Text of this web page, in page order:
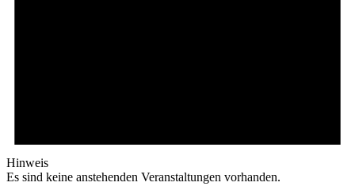
Hinweis
Es sind keine anstehenden Veranstaltungen vorhanden.